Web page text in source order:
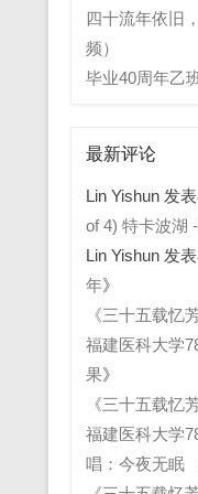
四十流年依旧
频）
毕业40周年乙
最新评论
Lin Yishun发表
of 4) 特卡波湖
Lin Yishun发表
年》
《三十五载忆
福建医科大学
果》
《三十五载忆
福建医科大学
唱：今夜无眠